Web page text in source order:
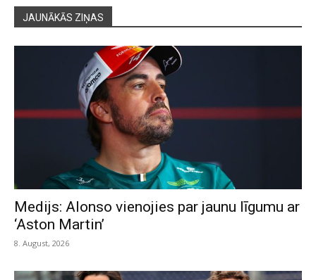
JAUNĀKĀS ZIŅAS
Medijs: Alonso vienojies par jaunu līgumu ar
‘Aston Martin’
8. August, 2026